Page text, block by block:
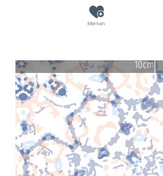
Merken
10cm